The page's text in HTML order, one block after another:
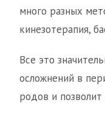
много разных
кинезотерапия,
Все это
осложнений в
родов и